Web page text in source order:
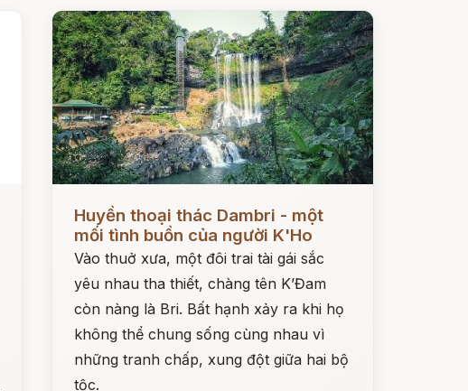
Đọc ngay
Huyền thoại thác Dambri - một
mối tình buồn của người K'Ho
Vào thuở xưa, một đôi trai tài gái sắc
yêu nhau tha thiết, chàng tên K’Đam
còn nàng là Bri. Bất hạnh xảy ra khi họ
không thể chung sống cùng nhau vì
những tranh chấp, xung đột giữa hai bộ
tộc.